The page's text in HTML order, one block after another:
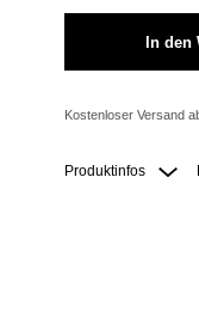
In den
Kostenloser Versand
Produktinfos